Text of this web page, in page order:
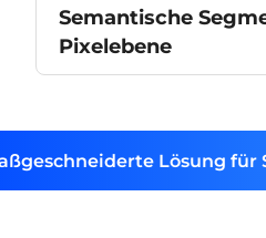
Semantische
Pixelebene
Lösung